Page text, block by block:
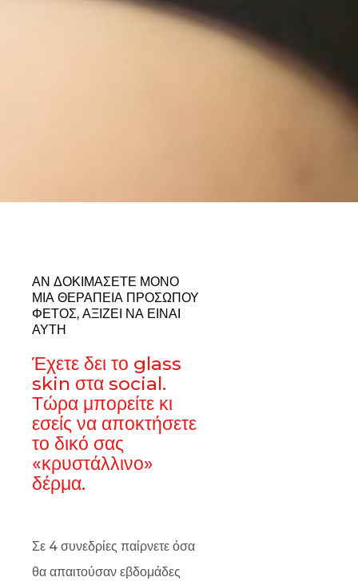
ΑΝ ΔΟΚΙΜΆΣΕΤΕ ΜΌΝΟ
ΜΊΑ ΘΕΡΑΠΕΊΑ ΠΡΟΣΏΠΟΥ
ΦΈΤΟΣ, ΑΞΊΖΕΙ ΝΑ ΕΊΝΑΙ
ΑΥΤΉ
Έχετε δει το glass
skin στα social.
Τώρα μπορείτε κι
εσείς να αποκτήσετε
το δικό σας
«κρυστάλλινο»
δέρμα.
Σε 4 συνεδρίες παίρνετε όσα
θα απαιτούσαν εβδομάδες